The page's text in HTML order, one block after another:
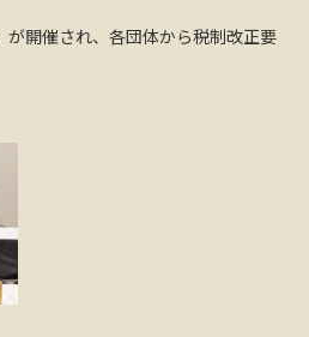
開催され、各団体から税制改正要